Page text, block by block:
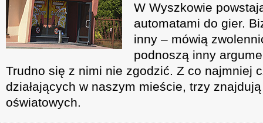
W Wyszkowie
automatami do gier.
inny – mówią
podnoszą inny
Trudno się z nimi nie zgodzić. Z co najmniej
działających w naszym mieście, trzy
oświatowych.